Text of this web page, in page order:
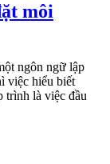
môi
ngôn ngữ lập
việc hiểu biết
trình là việc đầu